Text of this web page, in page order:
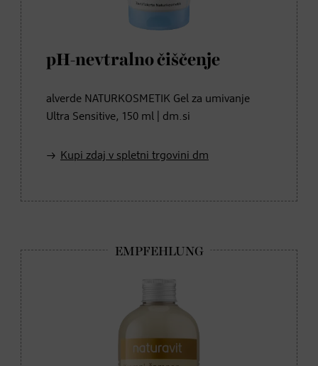
pH-nevtralno čiščenje
alverde NATURKOSMETIK Gel za umivanje
Ultra Sensitive, 150 ml | dm.si
Kupi zdaj v spletni trgovini dm